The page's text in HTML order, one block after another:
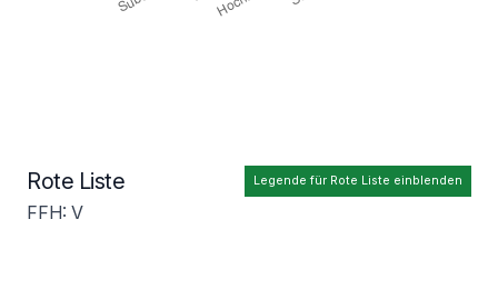
Legende für Rote Liste einblenden
Rote Liste
FFH: V